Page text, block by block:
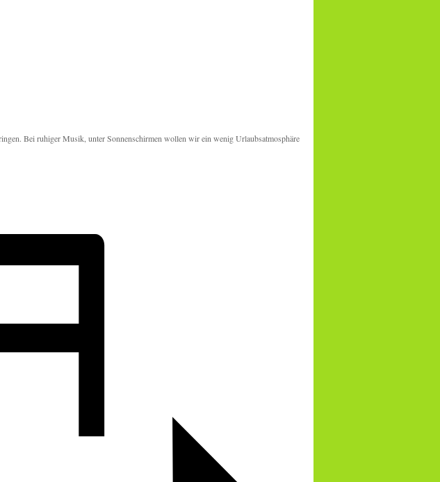
Bei ruhiger Musik, unter Sonnenschirmen wollen wir ein wenig Urlaubsatmosphäre